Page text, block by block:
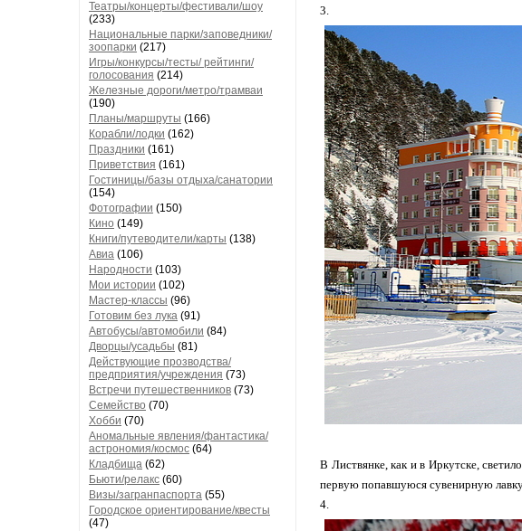
Театры/концерты/фестивали/шоу
(233)
Национальные парки/заповедники/
зоопарки (217)
Игры/конкурсы/тесты/ рейтинги/
голосования (214)
Железные дороги/метро/трамваи
(190)
Планы/маршруты (166)
Корабли/лодки (162)
Праздники (161)
Приветствия (161)
Гостиницы/базы отдыха/санатории
(154)
Фотографии (150)
Кино (149)
Книги/путеводители/карты (138)
Авиа (106)
Народности (103)
Мои истории (102)
Мастер-классы (96)
Готовим без лука (91)
Автобусы/автомобили (84)
Дворцы/усадьбы (81)
Действующие прозводства/
предприятия/учреждения (73)
Встречи путешественников (73)
Семейство (70)
Хобби (70)
Аномальные явления/фантастика/
астрономия/космос (64)
Кладбища (62)
Бьюти/релакс (60)
Визы/загранпаспорта (55)
Городское ориентирование/квесты
(47)
3.
В Листвянке, как и в Иркутске,
первую попавшуюся сувенирную лавку
4.